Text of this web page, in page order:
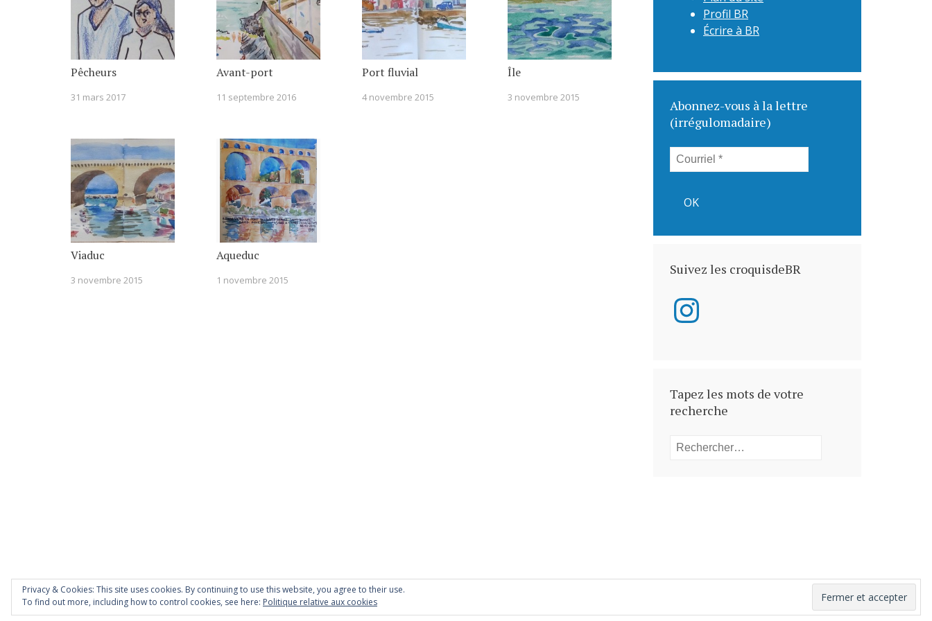
Pêcheurs
31 mars 2017
Avant-port
11 septembre 2016
Port fluvial
4 novembre 2015
Île
3 novembre 2015
Viaduc
3 novembre 2015
Aqueduc
1 novembre 2015
Profil BR
Écrire à BR
Abonnez-vous à la lettre
(irrégulomadaire)
Suivez les croquisdeBR
Instagram
Tapez les mots de votre
recherche
Rechercher :
Powered byWordPress. Semicolon Theme by Konstantin Kovshenin .
Privacy & Cookies: This site uses cookies. By continuing to use this website, you agree to their use.
To find out more, including how to control cookies, see here: Politique relative aux cookies